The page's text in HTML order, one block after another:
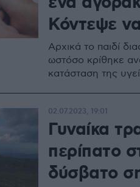
Κόντεψε
Αρχικά το παιδί
ωστόσο κρίθηκε
κατάσταση της
Γυναίκα
περίπατο
δύσβατο
02.07.2023, 19:01